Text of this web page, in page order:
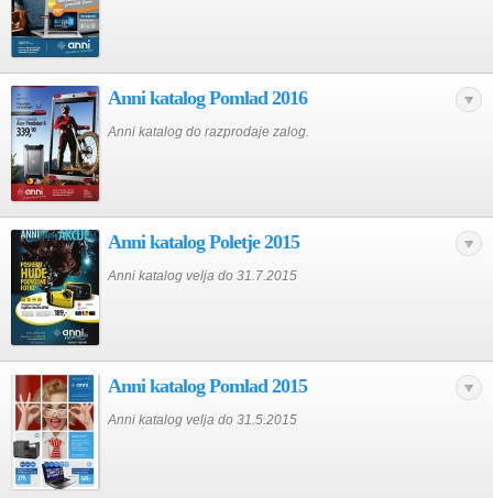
Anni katalog Pomlad 2016
Anni katalog do razprodaje zalog.
Anni katalog Poletje 2015
Anni katalog velja do 31.7.2015
Anni katalog Pomlad 2015
Anni katalog velja do 31.5.2015